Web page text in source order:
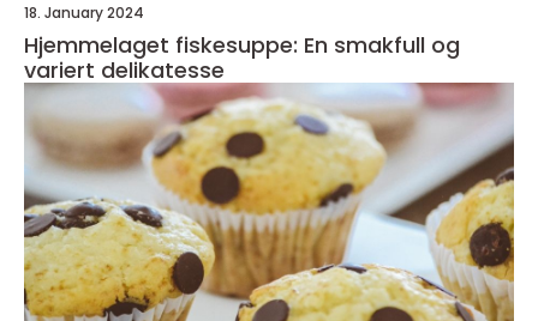
18. January 2024
Hjemmelaget fiskesuppe: En smakfull og
variert delikatesse